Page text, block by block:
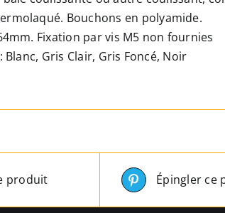
Compatible
toutes
marques
-
Bouchons en polyamide.
Fixation par vis M5 non fournies
Gris Clair, Gris Foncé, Noir
produit Épingler ce